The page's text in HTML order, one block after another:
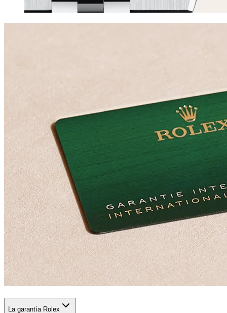
La garantía Rolex